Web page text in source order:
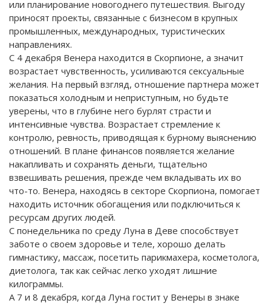
или планирование новогоднего путешествия. Выгоду
приносят проекты, связанные с бизнесом в крупных
промышленных, международных, туристических
направлениях.
С 4 декабря Венера находится в Скорпионе, а значит
возрастает чувственность, усиливаются сексуальные
желания. На первый взгляд, отношение партнера может
показаться холодным и неприступным, но будьте
уверены, что в глубине него бурлят страсти и
интенсивные чувства. Возрастает стремление к
контролю, ревность, приводящая к бурному выяснению
отношений. В плане финансов появляется желание
накапливать и сохранять деньги, тщательно
взвешивать решения, прежде чем вкладывать их во
что-то. Венера, находясь в секторе Скорпиона, помогает
находить источник обогащения или подключиться к
ресурсам других людей.
С понедельника по среду Луна в Деве способствует
заботе о своем здоровье и теле, хорошо делать
гимнастику, массаж, посетить парикмахера, косметолога,
диетолога, так как сейчас легко уходят лишние
килограммы.
А 7 и 8 декабря, когда Луна гостит у Венеры в знаке